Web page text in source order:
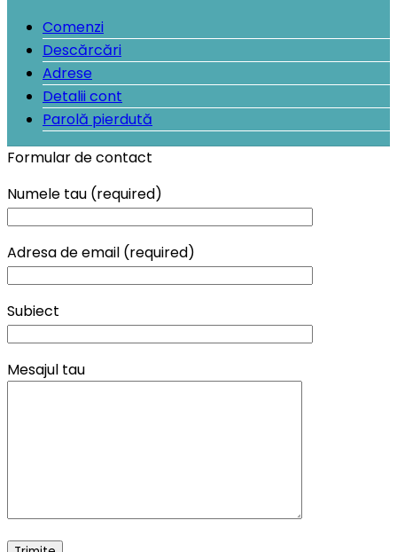
Comenzi
Descărcări
Adrese
Detalii cont
Parolă pierdută
Formular de contact
Numele tau (required)
Adresa de email (required)
Subiect
Mesajul tau